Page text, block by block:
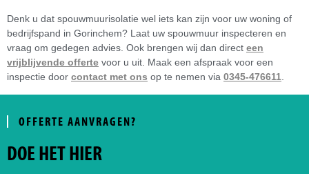
Denk u dat spouwmuurisolatie wel iets kan zijn voor uw woning of
bedrijfspand in Gorinchem? Laat uw spouwmuur inspecteren en
vraag om gedegen advies. Ook brengen wij dan direct een
vrijblijvende offerte voor u uit. Maak een afspraak voor een
inspectie door contact met ons op te nemen via 0345-476611
OFFERTE AANVRAGEN?
DOE HET HIER